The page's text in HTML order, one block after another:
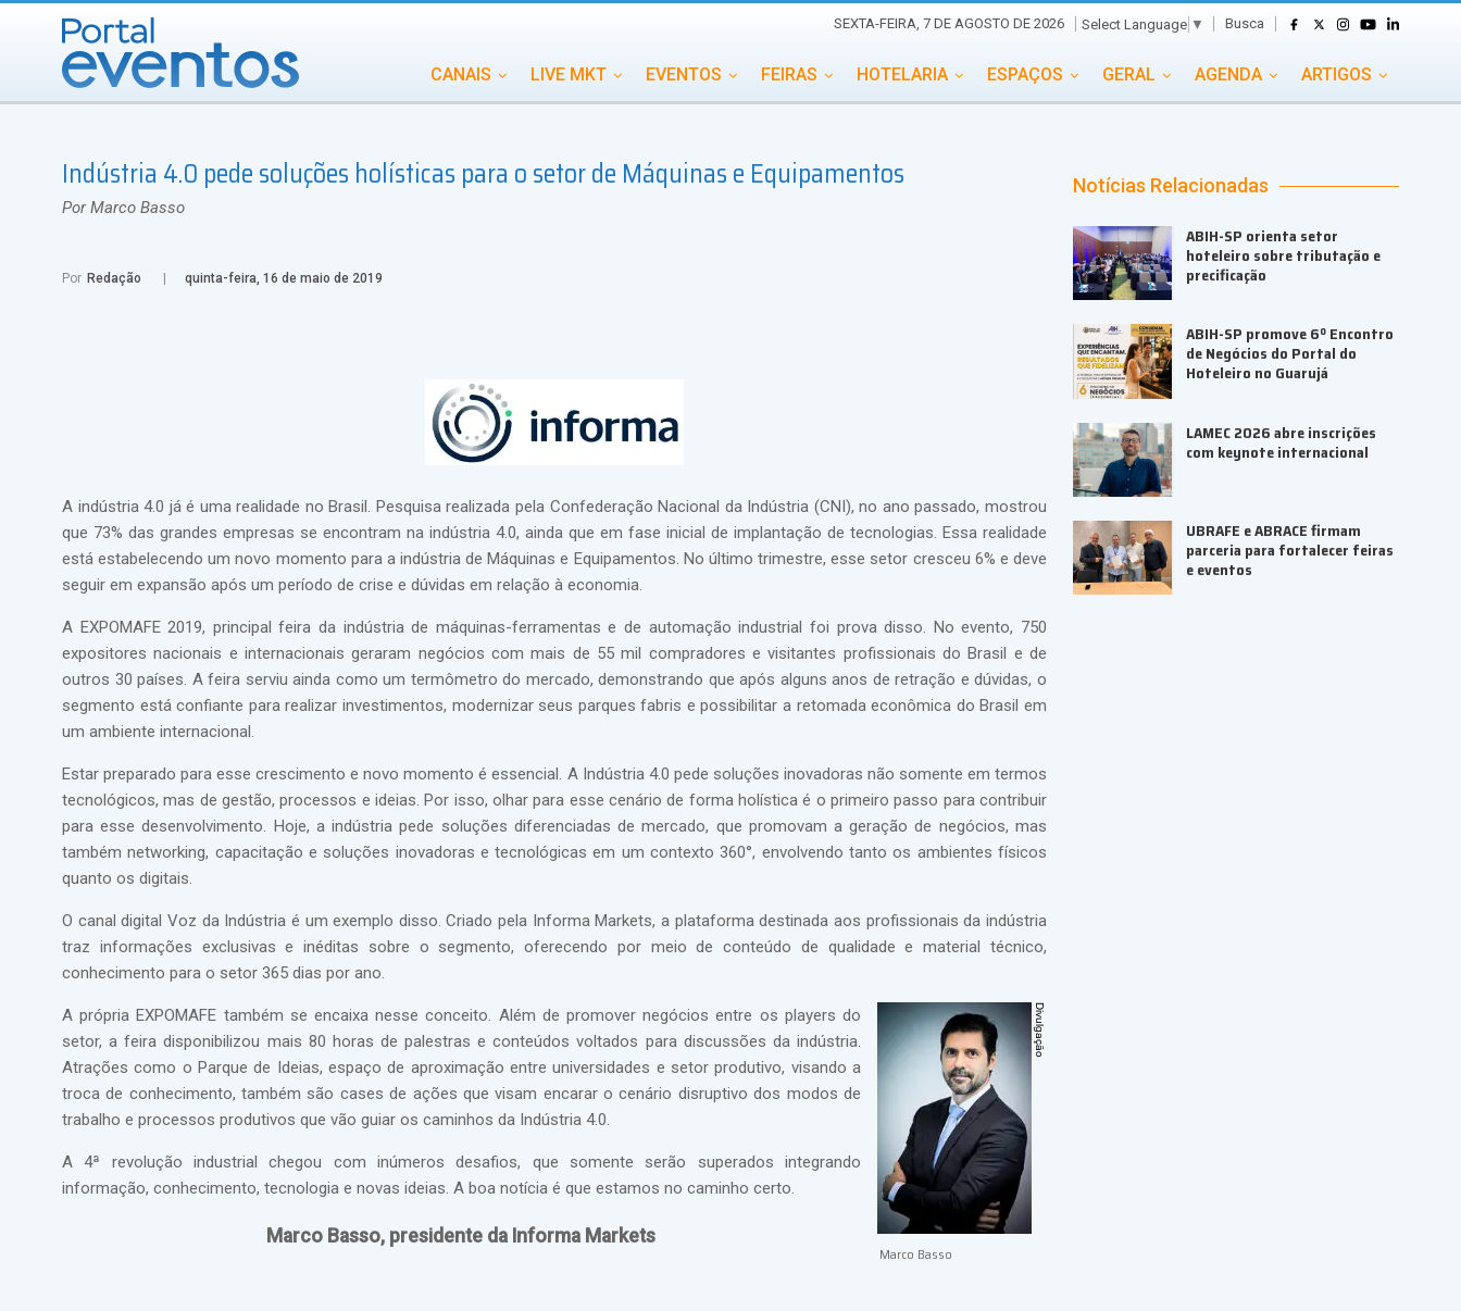
SEXTA-FEIRA, 7 DE AGOSTO DE 2026 Select Language ▼ Busca
CANAIS LIVE MKT EVENTOS FEIRAS HOTELARIA ESPAÇOS GERAL AGENDA ARTIGOS
INCENTIVOS INTERNACIONAL MEMORIAL DE EVENTOS PERSONALIDADE PORTAL EVENTOS TV TRANSPORTES
TURISMO VAI E VEM
Indústria 4.0 pede soluções holísticas para o setor de Máquinas e Equipamentos
Por Marco Basso
Por Redação quinta-feira, 16 de maio de 2019
A indústria 4.0 já é uma realidade no Brasil. Pesquisa realizada pela Confederação Nacional da Indústria (CNI), no ano passado, mostrou
que 73% das grandes empresas se encontram na indústria 4.0, ainda que em fase inicial de implantação de tecnologias. Essa realidade
está estabelecendo um novo momento para a indústria de Máquinas e Equipamentos. No último trimestre, esse setor cresceu 6% e deve
seguir em expansão após um período de crise e dúvidas em relação à economia.
A EXPOMAFE 2019, principal feira da indústria de máquinas-ferramentas e de automação industrial foi prova disso. No evento, 750
expositores nacionais e internacionais geraram negócios com mais de 55 mil compradores e visitantes profissionais do Brasil e de
outros 30 países. A feira serviu ainda como um termômetro do mercado, demonstrando que após alguns anos de retração e dúvidas, o
segmento está confiante para realizar investimentos, modernizar seus parques fabris e possibilitar a retomada econômica do Brasil em
um ambiente internacional.
Estar preparado para esse crescimento e novo momento é essencial. A Indústria 4.0 pede soluções inovadoras não somente em termos
tecnológicos, mas de gestão, processos e ideias. Por isso, olhar para esse cenário de forma holística é o primeiro passo para contribuir
para esse desenvolvimento. Hoje, a indústria pede soluções diferenciadas de mercado, que promovam a geração de negócios, mas
também networking, capacitação e soluções inovadoras e tecnológicas em um contexto 360°, envolvendo tanto os ambientes físicos
quanto os digitais.
O canal digital Voz da Indústria é um exemplo disso. Criado pela Informa Markets, a plataforma destinada aos profissionais da indústria
traz informações exclusivas e inéditas sobre o segmento, oferecendo por meio de conteúdo de qualidade e material técnico,
conhecimento para o setor 365 dias por ano.
Marco Basso
A própria EXPOMAFE também se encaixa nesse conceito. Além de promover negócios entre os players do
setor, a feira disponibilizou mais 80 horas de palestras e conteúdos voltados para discussões da indústria.
Atrações como o Parque de Ideias, espaço de aproximação entre universidades e setor produtivo, visando a
troca de conhecimento, também são cases de ações que visam encarar o cenário disruptivo dos modos de
trabalho e processos produtivos que vão guiar os caminhos da Indústria 4.0.
A 4ª revolução industrial chegou com inúmeros desafios, que somente serão superados integrando
informação, conhecimento, tecnologia e novas ideias. A boa notícia é que estamos no caminho certo.
Marco Basso, presidente da Informa Markets
Notícias Relacionadas
ABIH-SP orienta setor
hoteleiro sobre tributação e
precificação
ABIH-SP promove 6º Encontro
de Negócios do Portal do
Hoteleiro no Guarujá
LAMEC 2026 abre inscrições
com keynote internacional
UBRAFE e ABRACE firmam
parceria para fortalecer feiras
e eventos